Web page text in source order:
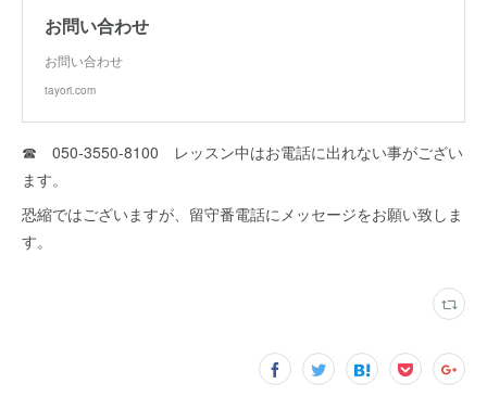
お問い合わせ
お問い合わせ
tayori.com
☎ 050-3550-8100 レッスン中はお電話に出れない事がござい
ます。
恐縮ではございますが、留守番電話にメッセージをお願い致しま
す。